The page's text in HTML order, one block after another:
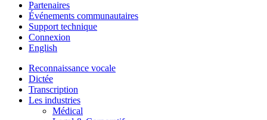
Partenaires
Événements communautaires
Support technique
Connexion
English
Reconnaissance vocale
Dictée
Transcription
Les industries
Médical